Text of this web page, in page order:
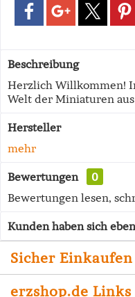
Beschreibung
Herzlich Willkommen!
Welt der Miniaturen
Hersteller
mehr
Bewertungen
0
Bewertungen lesen,
Kunden haben sich
Sicher
erzshop.de Links